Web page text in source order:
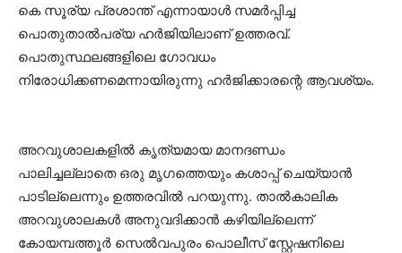
കെ സൂര്യ പ്രശാന്ത് എന്നായാള്‍ സമര്‍പ്പിച്ച
പൊതുതാല്‍പര്യ ഹര്‍ജിയിലാണ് ഉത്തരവ്.
പൊതുസ്ഥലങ്ങളിലെ ഗോവധം
നിരോധിക്കണമെന്നായിരുന്നു ഹര്‍ജിക്കാരന്റെ ആവശ്യം.
അറവുശാലകളില്‍ കൃത്യമായ മാനദണ്ഡം
പാലിച്ചല്ലാതെ ഒരു മൃഗത്തെയും കശാപ്പ് ചെയ്യാന്‍
പാടില്ലെന്നും ഉത്തരവില്‍ പറയുന്നു. താല്‍കാലിക
അറവുശാലകള്‍ അനുവദിക്കാന്‍ കഴിയില്ലെന്ന്
കോയമ്പത്തൂര്‍ സെല്‍വപുരം പൊലീസ് സ്റ്റേഷനിലെ